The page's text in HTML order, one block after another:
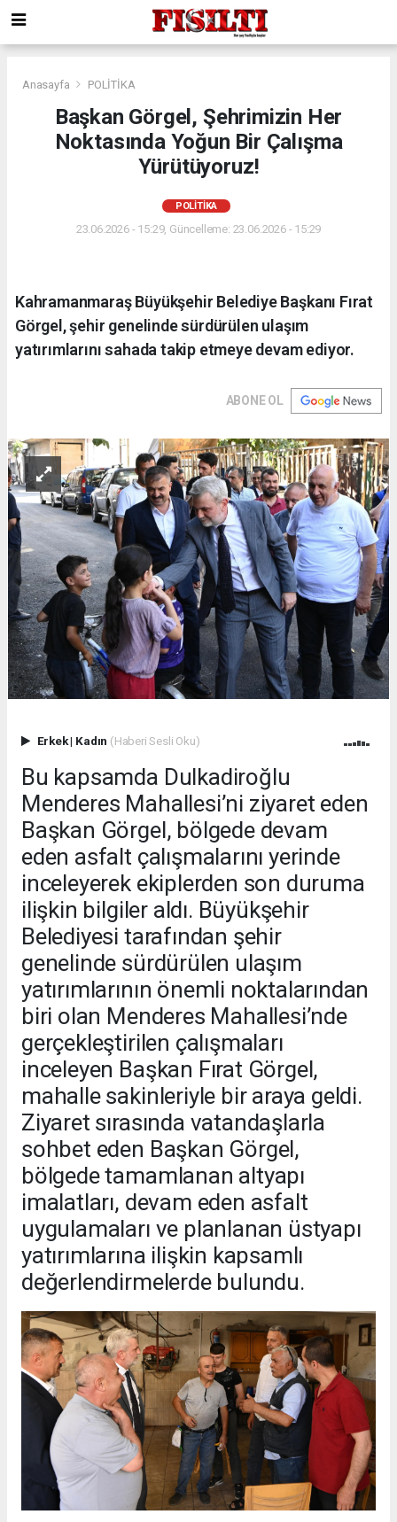
Anasayfa POLİTİKA
Başkan Görgel, Şehrimizin Her
Noktasında Yoğun Bir Çalışma
Yürütüyoruz!
POLİTİKA
23.06.2026 - 15:29, Güncelleme: 23.06.2026 - 15:29
Kahramanmaraş Büyükşehir Belediye Başkanı Fırat
Görgel, şehir genelinde sürdürülen ulaşım
yatırımlarını sahada takip etmeye devam ediyor.
ABONE OL
Erkek| Kadın (Haberi Sesli Oku)
Bu kapsamda Dulkadiroğlu
Menderes Mahallesi’ni ziyaret eden
Başkan Görgel, bölgede devam
eden asfalt çalışmalarını yerinde
inceleyerek ekiplerden son duruma
ilişkin bilgiler aldı. Büyükşehir
Belediyesi tarafından şehir
genelinde sürdürülen ulaşım
yatırımlarının önemli noktalarından
biri olan Menderes Mahallesi’nde
gerçekleştirilen çalışmaları
inceleyen Başkan Fırat Görgel,
mahalle sakinleriyle bir araya geldi.
Ziyaret sırasında vatandaşlarla
sohbet eden Başkan Görgel,
bölgede tamamlanan altyapı
imalatları, devam eden asfalt
uygulamaları ve planlanan üstyapı
yatırımlarına ilişkin kapsamlı
değerlendirmelerde bulundu.